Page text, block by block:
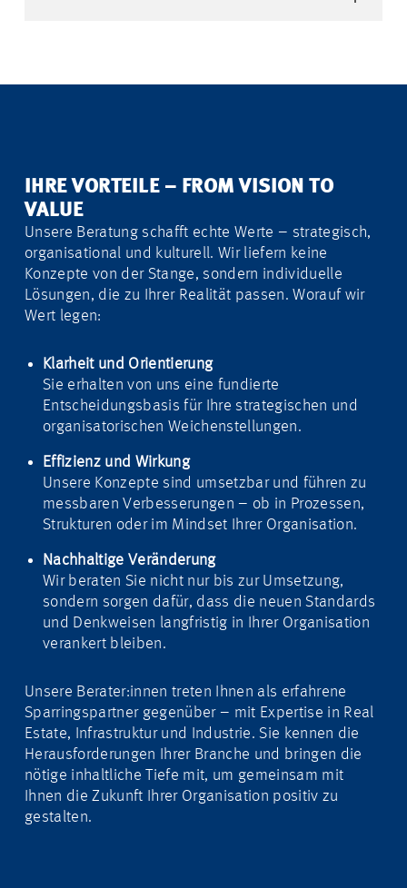
IHRE VORTEILE – FROM VISION TO
VALUE
Unsere Beratung schafft echte Werte – strategisch,
organisational und kulturell. Wir liefern keine
Konzepte von der Stange, sondern individuelle
Lösungen, die zu Ihrer Realität passen. Worauf wir
Wert legen:
Klarheit und Orientierung
Sie erhalten von uns eine fundierte
Entscheidungsbasis für Ihre strategischen und
organisatorischen Weichenstellungen.
Effizienz und Wirkung
Unsere Konzepte sind umsetzbar und führen zu
messbaren Verbesserungen – ob in Prozessen,
Strukturen oder im Mindset Ihrer Organisation.
Nachhaltige Veränderung
Wir beraten Sie nicht nur bis zur Umsetzung,
sondern sorgen dafür, dass die neuen Standards
und Denkweisen langfristig in Ihrer Organisation
verankert bleiben.
Unsere Berater:innen treten Ihnen als erfahrene
Sparringspartner gegenüber – mit Expertise in Real
Estate, Infrastruktur und Industrie. Sie kennen die
Herausforderungen Ihrer Branche und bringen die
nötige inhaltliche Tiefe mit, um gemeinsam mit
Ihnen die Zukunft Ihrer Organisation positiv zu
gestalten.